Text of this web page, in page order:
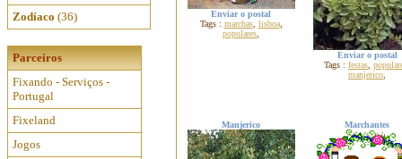
Zodíaco (36)
Parceiros
Fixando - Serviços -
Portugal
Fixeland
Jogos
Enviar o postal
Tags : marchas, lisboa,
populares
Enviar o postal
Tags : festas
manjerico
Manjerico Marchantes